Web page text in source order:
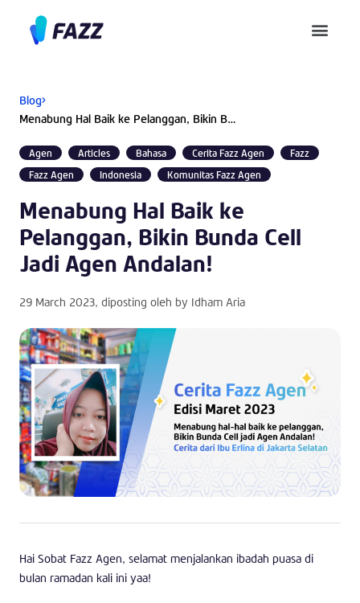
Blog
Menabung Hal Baik ke Pelanggan, Bikin Bunda Cell Jadi Agen Andalan!
Agen Articles Bahasa Cerita Fazz Agen
Fazz
Fazz Agen
Indonesia Komunitas Fazz Agen
Menabung Hal Baik ke
Pelanggan, Bikin Bunda Cell
Jadi Agen Andalan!
29 March 2023, diposting oleh by Idham Aria
Hai Sobat Fazz Agen, selamat menjalankan ibadah puasa di
bulan ramadan kali ini yaa!